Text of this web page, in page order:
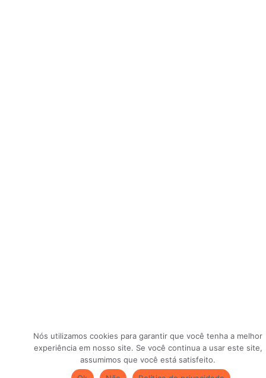
Nós utilizamos cookies para garantir que você tenha a melhor
experiência em nosso site. Se você continua a usar este site,
assumimos que você está satisfeito.